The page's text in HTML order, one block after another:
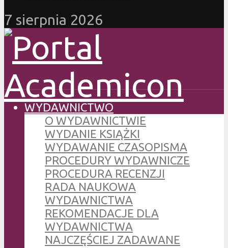
7 sierpnia 2026
WYDAWNICTWO
O WYDAWNICTWIE
WYDANIE KSIĄŻKI
WYDAWANIE CZASOPISMA
PROCEDURY WYDAWNICZE
PROCEDURA RECENZJI
RADA NAUKOWA
WYDAWNICTWA
REKOMENDACJE DLA
WYDAWNICTWA
NAJCZĘŚCIEJ ZADAWANE